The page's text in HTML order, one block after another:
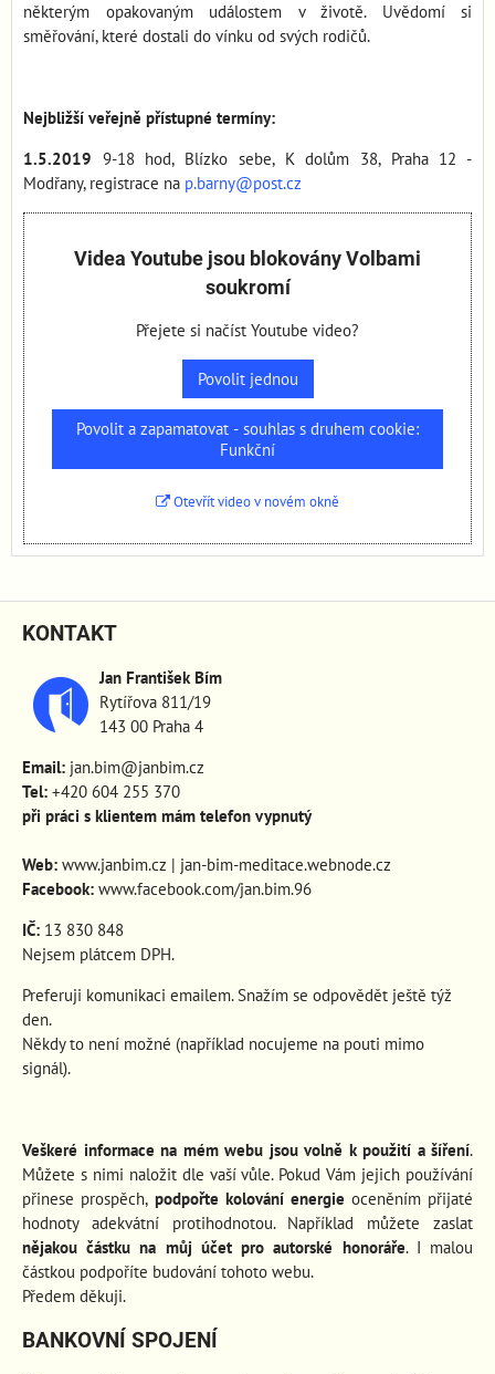
některým opakovaným událostem v životě. Uvědomí si
směřování, které dostali do vínku od svých rodičů.
Nejbližší veřejně přístupné termíny:
1.5.2019 9-18 hod, Blízko sebe, K dolům 38, Praha 12 -
Modřany, registrace na p.barny@post.cz
Videa Youtube jsou blokovány Volbami
soukromí
Přejete si načíst Youtube video?
Povolit jednou
Povolit a zapamatovat - souhlas s druhem cookie:
Funkční
Otevřít video v novém okně
KONTAKT
Jan František Bím
Rytířova 811/19
143 00 Praha 4
Email: jan.bim@janbim.cz
Tel: +420 604 255 370
při práci s klientem mám telefon vypnutý
Web: www.janbim.cz | jan-bim-meditace.webnode.cz
Facebook: www.facebook.com/jan.bim.96
IČ: 13 830 848
Nejsem plátcem DPH.
Preferuji komunikaci emailem. Snažím se odpovědět ještě týž
den.
Někdy to není možné (například nocujeme na pouti mimo
signál).
Veškeré informace na mém webu jsou volně k použití a šíření.
Můžete s nimi naložit dle vaší vůle. Pokud Vám jejich používání
přinese prospěch, podpořte kolování energie oceněním přijaté
hodnoty adekvátní protihodnotou. Například můžete zaslat
nějakou částku na můj účet pro autorské honoráře. I malou
částkou podpoříte budování tohoto webu.
Předem děkuji.
BANKOVNÍ SPOJENÍ